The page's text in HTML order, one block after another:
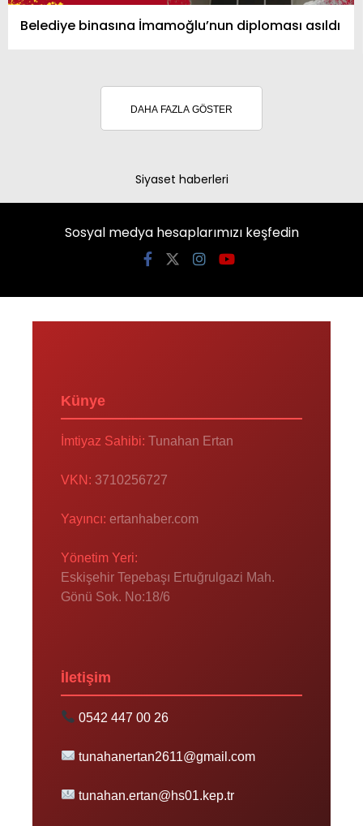
Belediye binasına İmamoğlu’nun diploması asıldı
DAHA FAZLA GÖSTER
Siyaset haberleri
Sosyal medya hesaplarımızı keşfedin
Künye
İmtiyaz Sahibi: Tunahan Ertan
VKN: 3710256727
Yayıncı: ertanhaber.com
Yönetim Yeri:
Eskişehir Tepebaşı Ertuğrulgazi Mah.
Gönü Sok. No:18/6
İletişim
0542 447 00 26
tunahanertan2611@gmail.com
tunahan.ertan@hs01.kep.tr